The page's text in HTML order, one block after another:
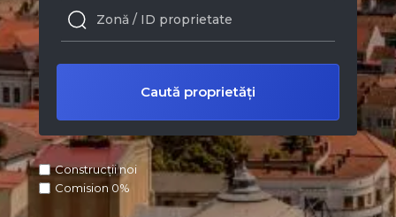
Construcții noi
Comision 0%